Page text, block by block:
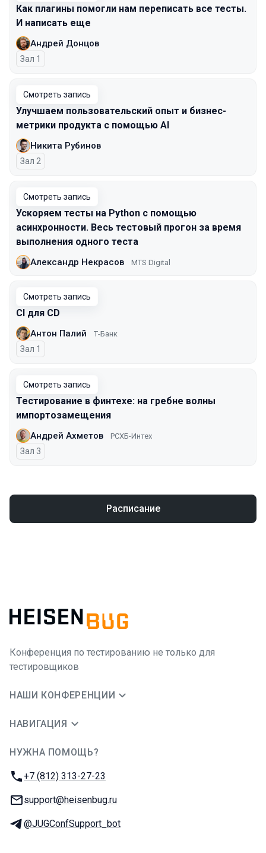
Как плагины помогли нам переписать все тесты.
И написать еще
Андрей Донцов
Зал 1
Смотреть запись
Улучшаем пользовательский опыт и бизнес-
метрики продукта с помощью AI
Никита Рубинов
Зал 2
Смотреть запись
Ускоряем тесты на Python с помощью
асинхронности. Весь тестовый прогон за время
выполнения одного теста
Александр Некрасов MTS Digital
Смотреть запись
CI для CD
Антон Палий Т-Банк
Зал 1
Смотреть запись
Тестирование в финтехе: на гребне волны
импортозамещения
Андрей Ахметов РСХБ-Интех
Зал 3
Расписание
Конференция по тестированию не только для
тестировщиков
НАШИ КОНФЕРЕНЦИИ
НАВИГАЦИЯ
НУЖНА ПОМОЩЬ?
Телефон:
+7 (812) 313-27-23
E-mail:
support@heisenbug.ru
Телеграм:
@JUGConfSupport_bot